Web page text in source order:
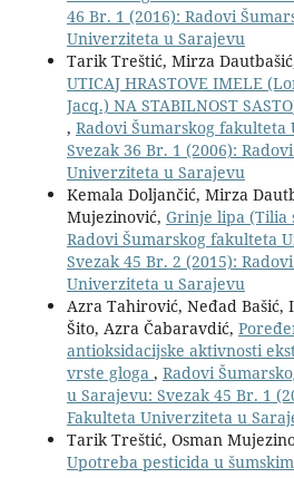
46 Br. 1 (2016): Radovi
Univerziteta u Sarajevu
Tarik Treštić, Mirza
UTICAJ HRASTOVE IMELE
Jacq.) NA STABILNOST
, Radovi Šumarskog
Svezak 36 Br. 1 (2006):
Univerziteta u Sarajevu
Kemala Doljančić, Mirza
Mujezinović, Grinje lipa (Tilia
Radovi Šumarskog fakulteta
Svezak 45 Br. 2 (2015):
Univerziteta u Sarajevu
Azra Tahirović, Neđad Bašić,
Šito, Azra Čabaravdić,
antioksidacijske aktivnosti
vrste gloga , Radovi
u Sarajevu: Svezak 45 Br. 1
Fakulteta Univerziteta u
Tarik Treštić, Osman
Upotreba pesticida u